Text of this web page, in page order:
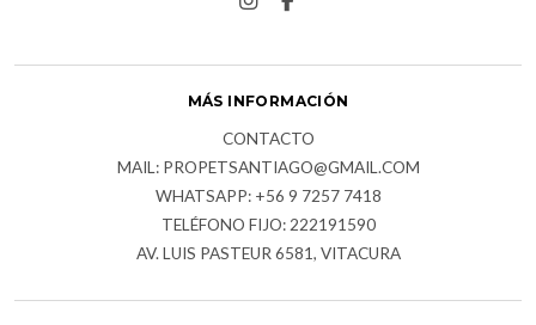
MÁS INFORMACIÓN
CONTACTO
MAIL: PROPETSANTIAGO@GMAIL.COM
WHATSAPP: +56 9 7257 7418
TELÉFONO FIJO: 222191590
AV. LUIS PASTEUR 6581, VITACURA